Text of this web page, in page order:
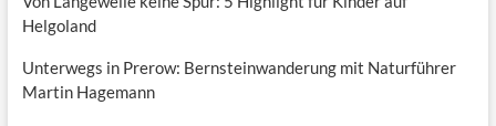
Helgoland
Unterwegs in Prerow: Bernsteinwanderung mit Naturführer
Martin Hagemann